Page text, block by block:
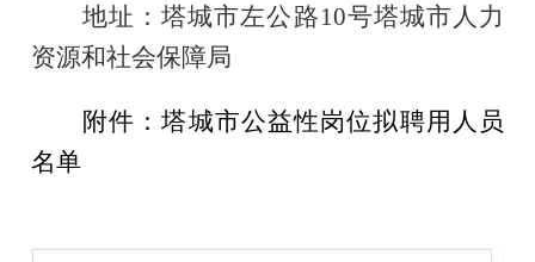
地址：塔城市左公路10号塔城市人力
资源和社会保障局
附件：塔城市公益性岗位拟聘用人员
名单